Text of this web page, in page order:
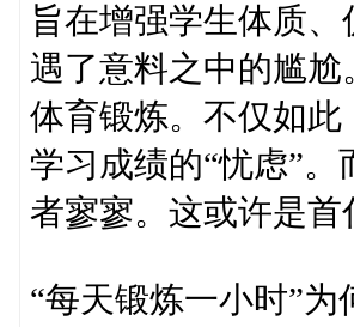
旨在增强学生体质
遇了意料之中的尴
体育锻炼。不仅如此
学习成绩的“忧虑”
者寥寥。这或许是
“每天锻炼一小时”